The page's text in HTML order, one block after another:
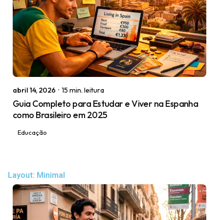
Posted by
igorodrigues.web@gmail.com
abril 14, 2026 15 min. leitura
Guia Completo para Estudar e Viver na Espanha
como Brasileiro em 2025
Educação
Layout: Minimal
Posted by
igorodrigues.web@gmail.com